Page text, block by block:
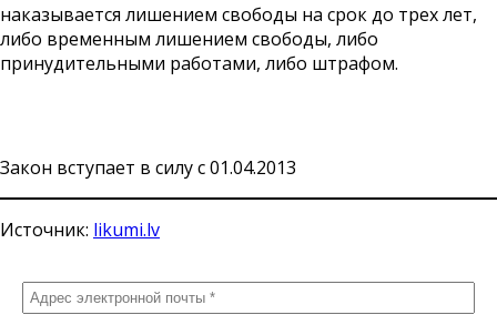
наказывается лишением свободы на срок до трех лет,
либо временным лишением свободы, либо
принудительными работами, либо штрафом.
Закон вступает в силу с 01.04.2013
Источник: likumi.lv